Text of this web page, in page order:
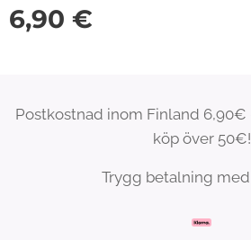
6,90 €
Postkostnad inom Finland 6,90€
köp över 50€!
Trygg betalning med